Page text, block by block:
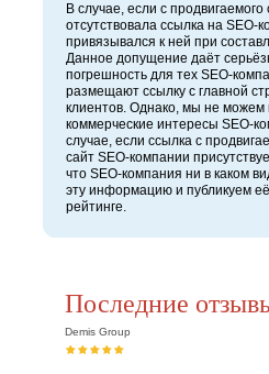
В случае, если с продвигаемого
отсутствовала ссылка на SEO-
привязывался к ней при
Данное допущение даёт
погрешность для тех SEO-
размещают ссылку с главной
клиентов. Однако, мы не можем
коммерческие интересы SEO-
случае, если ссылка с
сайт SEO-компании
что SEO-компания ни в каком
эту информацию и публикуем
рейтинге.
Последние
Demis Group